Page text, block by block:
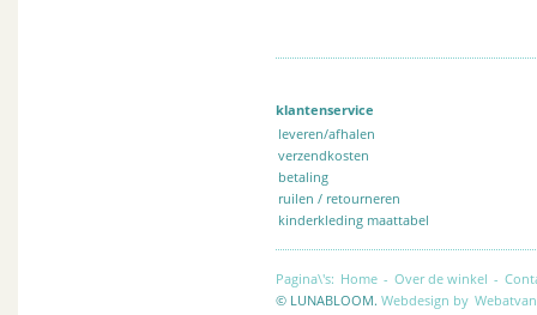
klantenservice
leveren/afhalen
verzendkosten
betaling
ruilen / retourneren
kinderkleding maattabel
Pagina\'s: Home - Over de winkel -
© LUNABLOOM. Webdesign by